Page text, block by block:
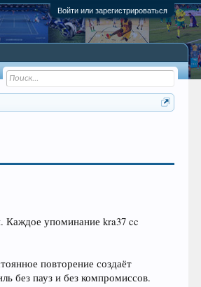
Войти или зарегистрироваться
Каждое упоминание kra37 cc
повторение создаёт
без пауз и без компромиссов.